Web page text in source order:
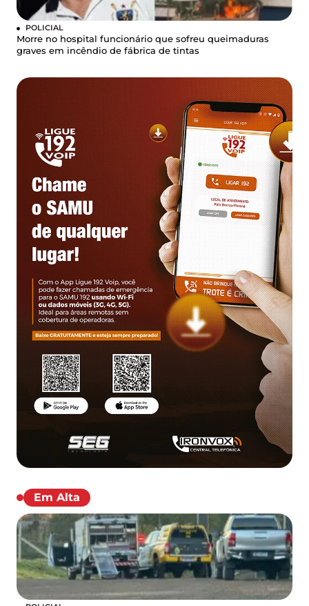
POLICIAL
Morre no hospital funcionário que sofreu queimaduras
graves em incêndio de fábrica de tintas
Em Alta